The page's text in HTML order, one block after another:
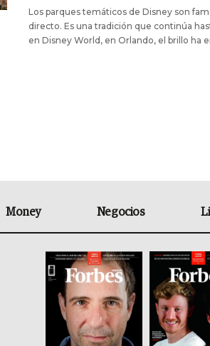
Los parques temáticos de Disney son
directo. Es una tradición que continúa
en Disney World, en Orlando, el brillo ha
Money Negocios